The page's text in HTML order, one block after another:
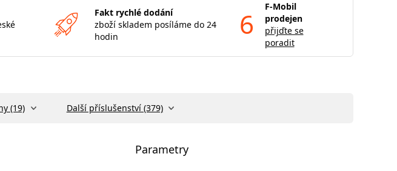
Fakt rychlé dodání
zboží skladem posíláme do 24
hodin
6
F-Mobil
prodejen
přijďte se
poradit
(19) Další příslušenství (379)
Parametry